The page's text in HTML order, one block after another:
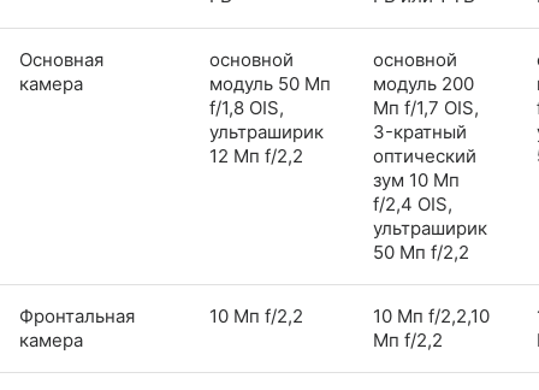
Основная
камера
основной
модуль 50 Мп
f/1,8 OIS,
ультраширик
12 Мп f/2,2
основной
модуль 200
Мп f/1,7 OIS,
3-кратный
оптический
зум 10 Мп
f/2,4 OIS,
ультраширик
50 Мп f/2,2
Фронтальная
камера
10 Мп f/2,2
10 Мп f/2,2,10
Мп f/2,2